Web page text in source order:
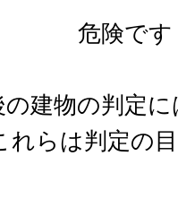
険です
建物の判定
れらは判定の